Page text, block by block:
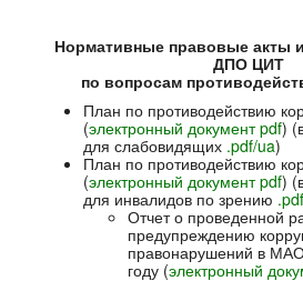
Нормативные правовые акты
ДПО ЦИТ
по вопросам
План по противодействию
(электронный документ pdf)
для слабовидящих .pdf/ua)
План по противодействию
(электронный документ pdf)
для инвалидов по зрению
Отчет о проведенной
предупреждению
правонарушений в
году (электронный